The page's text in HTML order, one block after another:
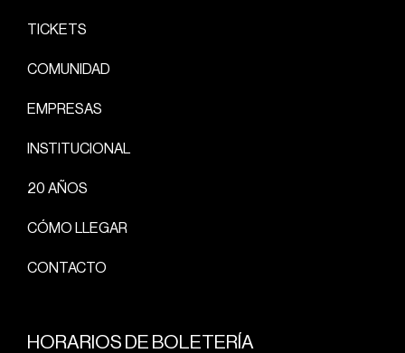
TICKETS
COMUNIDAD
EMPRESAS
INSTITUCIONAL
20 AÑOS
CÓMO LLEGAR
CONTACTO
HORARIOS DE BOLETERÍA